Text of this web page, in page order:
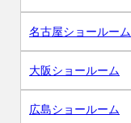
名古屋ショールーム
大阪ショールーム
広島ショールーム